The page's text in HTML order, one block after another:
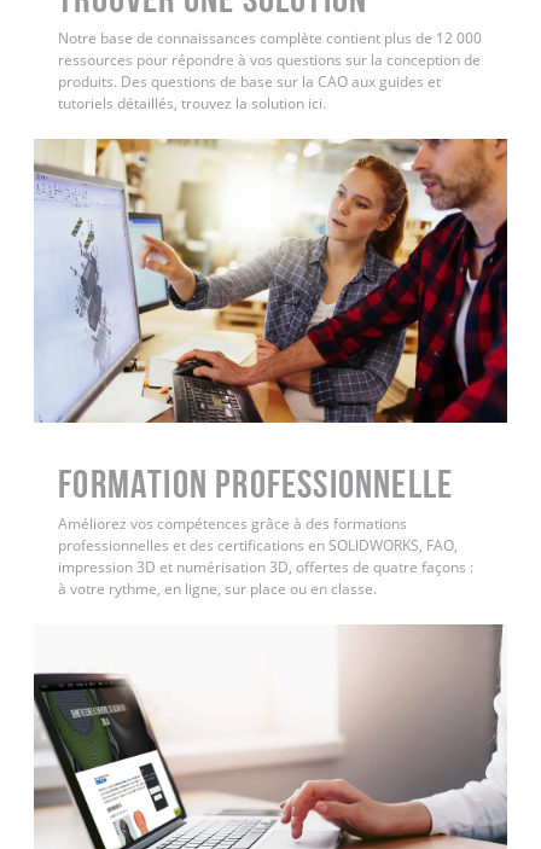
Notre base de connaissances complète contient plus de 12 000
ressources pour répondre à vos questions sur la conception de
produits. Des questions de base sur la CAO aux guides et
tutoriels détaillés, trouvez la solution ici.
FORMATION PROFESSIONNELLE
Améliorez vos compétences grâce à des formations
professionnelles et des certifications en SOLIDWORKS, FAO,
impression 3D et numérisation 3D, offertes de quatre façons :
à votre rythme, en ligne, sur place ou en classe.